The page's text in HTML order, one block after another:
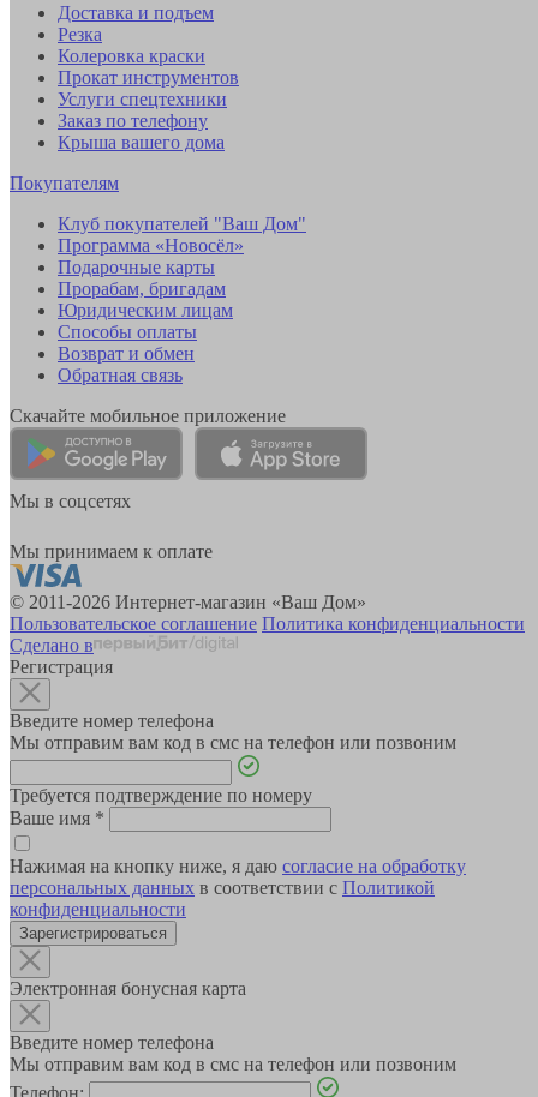
Доставка и подъем
Резка
Колеровка краски
Прокат инструментов
Услуги спецтехники
Заказ по телефону
Крыша вашего дома
Покупателям
Клуб покупателей "Ваш Дом"
Программа «Новосёл»
Подарочные карты
Прорабам, бригадам
Юридическим лицам
Способы оплаты
Возврат и обмен
Обратная связь
Скачайте мобильное приложение
Мы в соцсетях
Мы принимаем к оплате
© 2011-2026 Интернет-магазин «Ваш Дом»
Пользовательское соглашение Политика конфиденциальности
Сделано в
Регистрация
Введите номер телефона
Мы отправим вам код в смс на телефон или позвоним
Требуется подтверждение по номеру
Ваше имя *
Нажимая на кнопку ниже, я даю согласие на обработку
персональных данных в соответствии с Политикой
конфиденциальности
Зарегистрироваться
Электронная бонусная карта
Введите номер телефона
Мы отправим вам код в смс на телефон или позвоним